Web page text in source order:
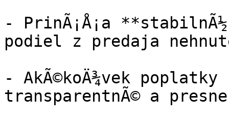
- PrinÃ¡Å¡a
podiel z predaja
- AkÃ©koÄ¾vek
transparentnÃ© a